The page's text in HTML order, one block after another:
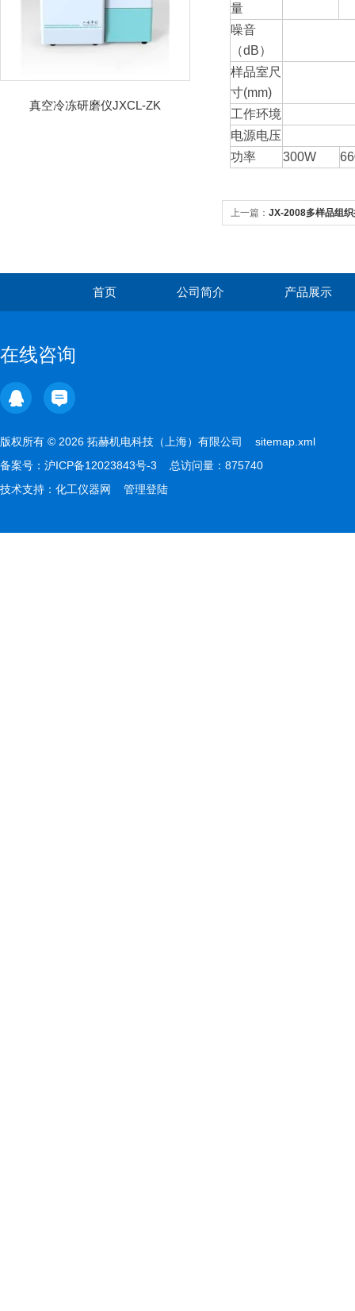
真空冷冻研磨仪JXCL-ZK
量
噪音
（dB）
样品室尺
寸(mm)
工作环境
电源电压
功率
300W
上一篇： JX-2008多样品组
首页 公司简介 产品展示
在线咨询
版权所有 © 2026 拓赫机电科技（上海）有限公司 sitemap.xml
备案号： 沪ICP备12023843号-3 总访问量：875740
技术支持： 化工仪器网 管理登陆